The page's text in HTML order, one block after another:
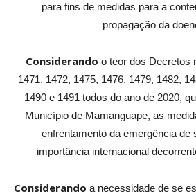
para fins de medidas para a
propagação da
Considerando o teor dos Decretos
1471, 1472, 1475, 1476, 1479, 1482,
1490 e 1491 todos do ano de 2020,
Município de Mamanguape, as
enfrentamento da emergência de
importância internacional
Considerando a necessidade de se